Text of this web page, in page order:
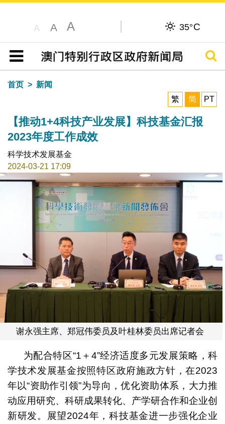
A A A 35°C
目录
搜寻
首页
新闻
繁
简 PT
【推动1+4科技产业发展】科技基金汇报
2023年度工作成效
科学技术发展基金
2024-03-21 17:09
谢永强主席、郑冠伟委员及叶桂林委员出席记者会
为配合特区“1＋4”经济适度多元发展策略，科
学技术发展基金按照特区政府施政方针，在2023
年以“资助作引领”为导向，优化资助体系，大力推
动应用研究、科研成果转化、产学研合作和企业创
新研发。展望2024年，科技基金进一步强化企业